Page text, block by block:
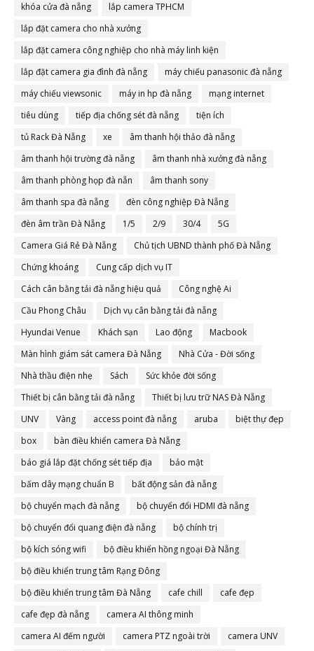
khóa cửa đà nẵng
lắp camera TPHCM
lắp đặt camera cho nhà xưởng
lắp đặt camera công nghiệp cho nhà máy linh kiện
lắp đặt camera gia đình đà nẵng
máy chiếu panasonic đà nẵng
máy chiếu viewsonic
máy in hp đà nẵng
mạng internet
tiêu dùng
tiếp địa chống sét đà nẵng
tiện ích
tủ Rack Đà Nẵng
xe
âm thanh hội thảo đà nẵng
âm thanh hội trường đà nẵng
âm thanh nhà xưởng đà nẵng
âm thanh phòng họp đà nẵn
âm thanh sony
âm thanh spa đà nẵng
đèn công nghiệp Đà Nẵng
đèn âm trần Đà Nẵng
1/5 2/9 30/4
5G
Camera Giá Rẻ Đà Nẵng
Chủ tịch UBND thành phố Đà Nẵng
Chứng khoáng
Cung cấp dịch vụ IT
Cách cân bằng tải đà nẵng hiệu quả
Công nghệ Ai
Cầu Phong Châu
Dịch vụ cân bằng tải đà nẵng
Hyundai Venue
Khách sạn Lao động
Macbook
Màn hình giám sát camera Đà Nẵng
Nhà Cửa - Đời sống
Nhà thầu điện nhẹ
Sách
Sức khỏe đời sống
Thiết bị cân bằng tải đà nẵng
Thiết bị lưu trữ NAS Đà Nẵng
UNV
Vàng access point đà nẵng aruba
biệt thự đẹp
box
bàn điều khiển camera Đà Nẵng
báo giá lắp đặt chống sét tiếp địa
bảo mật
bấm dây mạng chuẩn B
bất động sản đà nẵng
bộ chuyển mạch đà nẵng
bộ chuyển đổi HDMI đà nẵng
bộ chuyển đổi quang điện đà nẵng
bộ chính trị
bộ kích sóng wifi
bộ điều khiển hồng ngoại Đà Nẵng
bộ điều khiển trung tâm Rạng Đông
bộ điều khiển trung tâm Đà Nẵng
cafe chill
cafe đẹp
cafe đẹp đà nẵng
camera AI thông minh
camera AI đếm người
camera PTZ ngoài trời
camera UNV